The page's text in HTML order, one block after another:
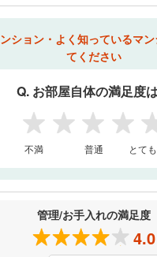
ション・よく知っているマ
てください
Q. お部屋自体の満足度
1 2 3 4 5
不満 普通 とて
管理/お手入れの満足度
4.0